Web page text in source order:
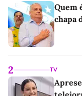
Quem
chapa
2 TV